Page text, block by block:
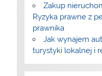
Zakup
Ryzyka prawne z
prawnika
Jak wynajem
turystyki lokalnej i